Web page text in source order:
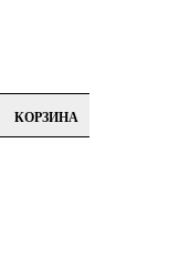
КОРЗИНА